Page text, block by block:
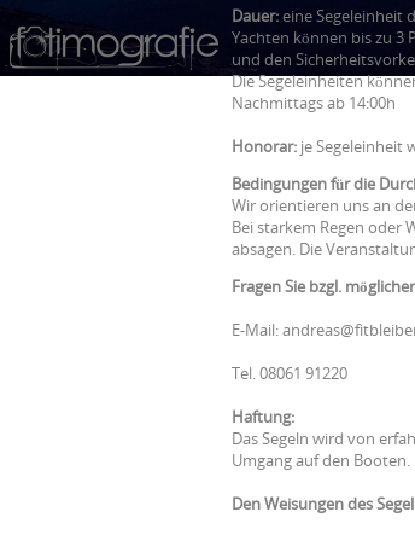
Dauer:eine Segeleinheit
Yachten können bis zu 3
und den
Die Segeleinheiten
Nachmittags ab 14:00h
Honorar: je Segeleinheit
Bedingungen für die
Wir orientieren uns an
Bei starkem Regen oder
absagen. Die
Fragen Sie bzgl.
E-Mail:
Tel. 08061 91220
Haftung:
Das Segeln wird von
Umgang auf den Booten.
Den Weisungen des